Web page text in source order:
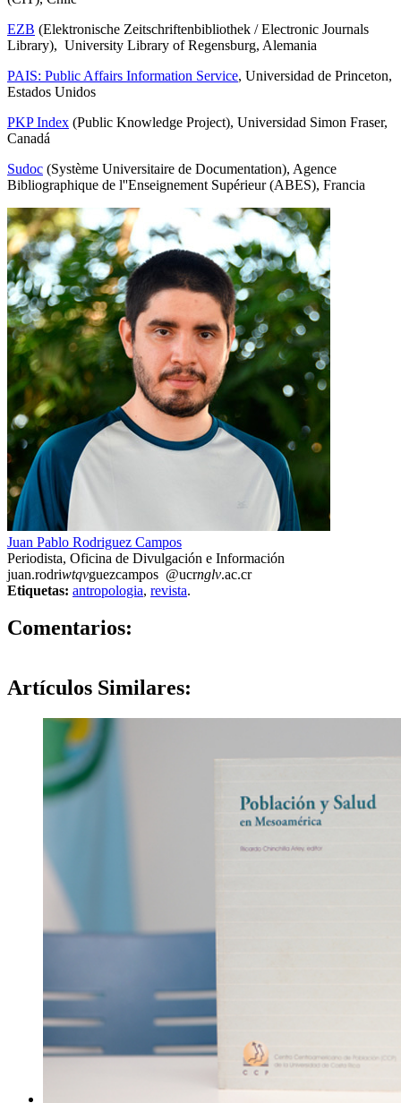
EZB (Elektronische Zeitschriftenbibliothek / Electronic Journals
Library), University Library of Regensburg, Alemania
PAIS: Public Affairs Information Service, Universidad de Princeton,
Estados Unidos
PKP Index (Public Knowledge Project), Universidad Simon Fraser,
Canadá
Sudoc (Système Universitaire de Documentation), Agence
Bibliographique de l''Enseignement Supérieur (ABES), Francia
Juan Pablo Rodriguez Campos
Periodista, Oficina de Divulgación e Información
juan.rodriwtqvguezcampos @ucrnglv.ac.cr
Etiquetas: antropologia, revista.
Comentarios:
Artículos Similares: